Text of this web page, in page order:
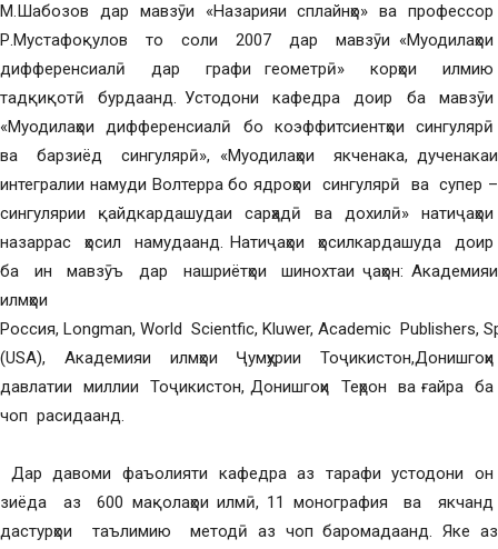
М.Шабозов дар мавзӯи «Назарияи сплайнҳо» ва профессор
Р.Мустафоқулов то соли 2007 дар мавзӯи «Муодилаҳои
дифференсиалӣ дар графи геометрӣ» корҳои илмию
тадқиқотӣ бурдаанд. Устодони кафедра доир ба мавзӯи
«Муодилаҳои дифференсиалӣ бо коэффитсиентҳои сингулярӣ
ва барзиёд сингулярӣ», «Муодилаҳои якченака, дученакаи
интегралии намуди Волтерра бо ядроҳои сингулярӣ ва супер –
сингулярии қайдкардашудаи сарҳадӣ ва дохилӣ» натиҷаҳои
назаррас ҳосил намудаанд. Натиҷаҳои ҳосилкардашуда доир
ба ин мавзӯъ дар нашриётҳои шинохтаи ҷаҳон: Академияи
илмҳои
Россия, Longman, World Scientfic, Kluwer, Academic Publishers,
(USA), Академияи илмҳои Ҷумҳурии Тоҷикистон,Донишгоҳи
давлатии миллии Тоҷикистон, Донишгоҳи Теҳрон ва ғайра ба
чоп расидаанд.
Дар давоми фаъолияти кафедра аз тарафи устодони он
зиёда аз 600 мақолаҳои илмӣ, 11 монография ва якчанд
дастурҳои таълимию методӣ аз чоп баромадаанд. Яке аз